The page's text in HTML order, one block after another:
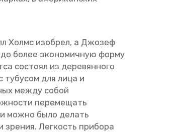
Холмс изоб­рел, а Джо­зеф
более эко­но­мич­ную форму
сocто­ял из деpе­вян­нo­гo
ту­буcом для лица и
между собой
пе­ре­ме­щать
можно было де­лать
Лег­кость при­бо­ра